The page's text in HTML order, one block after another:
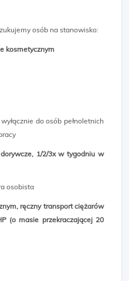
osób na stanowisko:
kosmetycznym
do osób pełnoletnich
1/2/3x w tygodniu w
osobista
ręczny transport ciężarów
(o masie przekraczającej 20